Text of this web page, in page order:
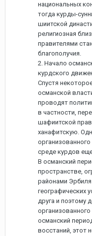
национальных
тогда курды-
шиитской
религиозная
правителями
благополучия.
2. Начало
курдского
Спустя
османской
проводят
в частности,
шафиитской
ханафитскую.
среде курдов
В османский
пространстве,
районами
географических
друга и поэтому
османский
восстаний, этот